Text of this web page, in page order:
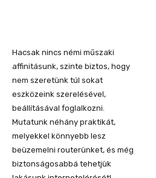
Hacsak nincs némi műszaki
affinitásunk, szinte biztos, hogy
nem szeretünk túl sokat
eszközeink szerelésével,
beállításával foglalkozni.
Mutatunk néhány praktikát,
melyekkel könnyebb lesz
beüzemelni routerünket, és még
biztonságosabbá tehetjük